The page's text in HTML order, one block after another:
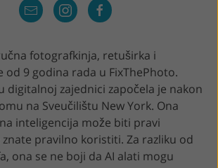
fotografkinja, retuširka i
od 9 godina rada u FixThePhoto.
digitalnoj zajednici započela je nakon
na Sveučilištu New York. Ona
inteligencija može biti pravi
pravilno koristiti. Za razliku od
ona se ne boji da AI alati mogu